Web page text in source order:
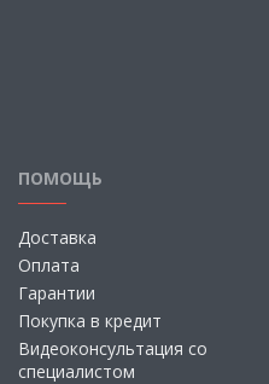
ПОМОЩЬ
Доставка
Оплата
Гарантии
Покупка в кредит
Видеоконсультация со
специалистом